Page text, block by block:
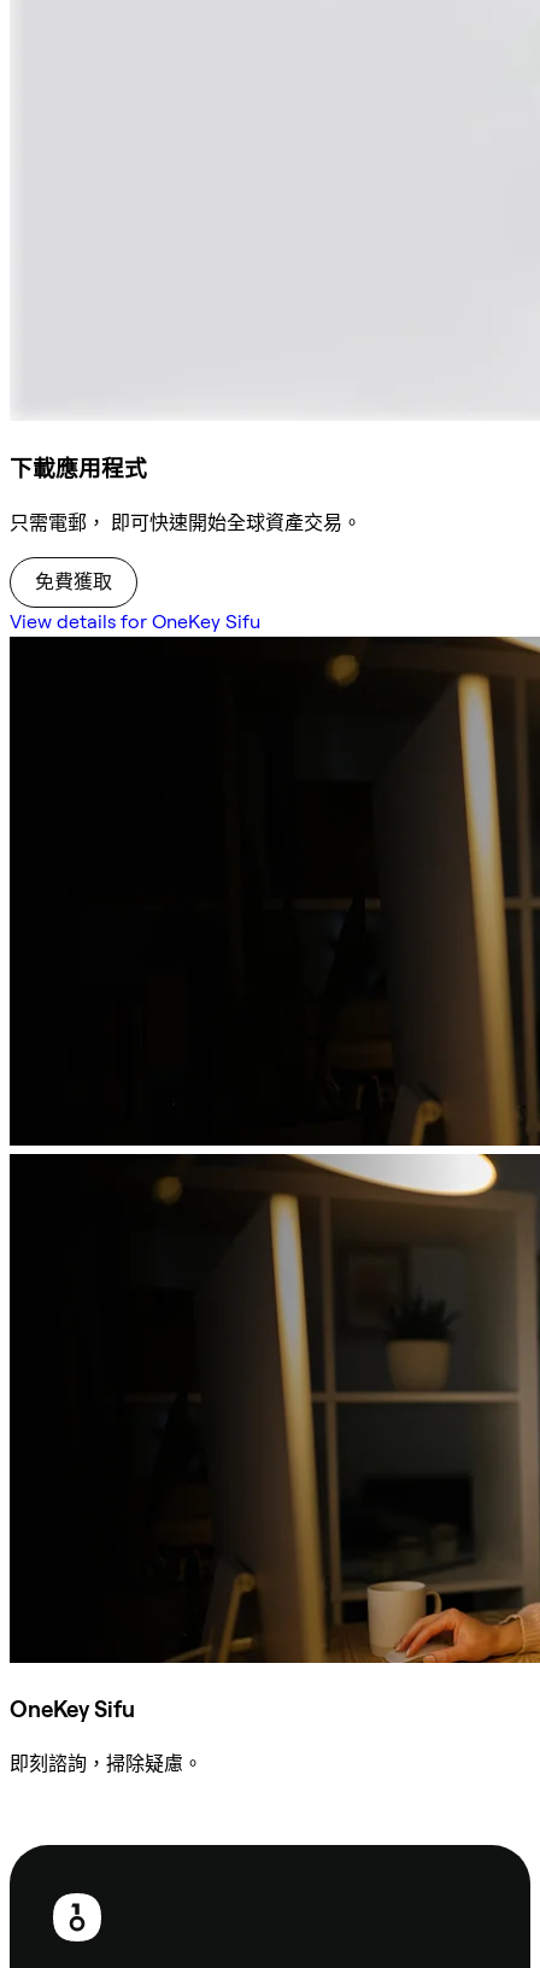
下載應用程式
只需電郵， 即可快速開始全球資產交易。
免費獲取
View details for OneKey Sifu
OneKey Sifu
即刻諮詢，掃除疑慮。
頁